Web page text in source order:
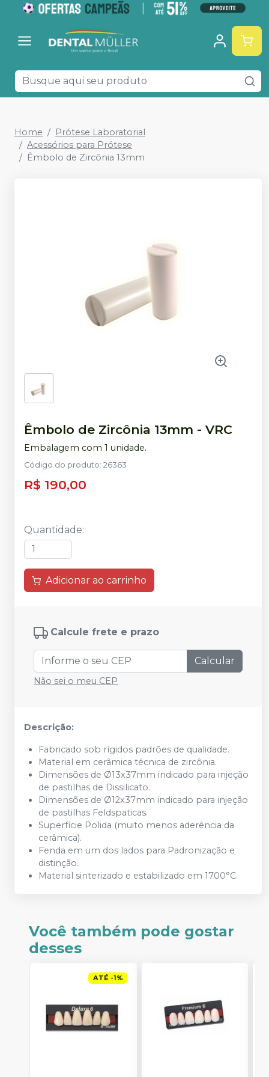
Home
Prótese Laboratorial
Acessórios para Prótese
Êmbolo de Zircônia 13mm
Êmbolo de Zircônia 13mm - VRC
Embalagem com 1 unidade.
Código do produto: 26363
R$ 190,00
Quantidade:
Adicionar ao carrinho
Calcule frete e prazo
Calcular
Não sei o meu CEP
Descrição:
Fabricado sob rígidos padrões de qualidade.
Material em cerâmica técnica de zircônia.
Dimensões de Ø13x37mm indicado para injeção
de pastilhas de Dissilicato.
Dimensões de Ø12x37mm indicado para injeção
de pastilhas Feldspaticas.
Superfície Polida (muito menos aderência da
cerâmica).
Fenda em um dos lados para Padronização e
distinção.
Material sinterizado e estabilizado em 1700°C.
Você também pode gostar
desses
ATÉ -1%